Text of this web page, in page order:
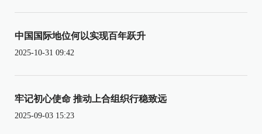
中国国际地位何以实现百年跃升
2025-10-31 09:42
牢记初心使命 推动上合组织行稳致远
2025-09-03 15:23